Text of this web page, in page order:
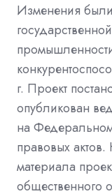
Изменения
г. Проект
опубликован
на
правовых
материала
общественного